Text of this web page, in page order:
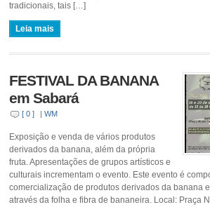
tradicionais, tais […]
Leia mais
FESTIVAL DA BANANA
em Sabará
[ 0 ] |WM
Exposição e venda de vários produtos
derivados da banana, além da própria
fruta. Apresentações de grupos artísticos e
culturais incrementam o evento. Este evento é
comercialização de produtos derivados da banana
através da folha e fibra de bananeira. Local: Praça